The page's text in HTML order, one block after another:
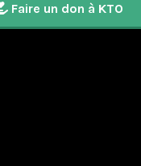
Faire un don à KTO